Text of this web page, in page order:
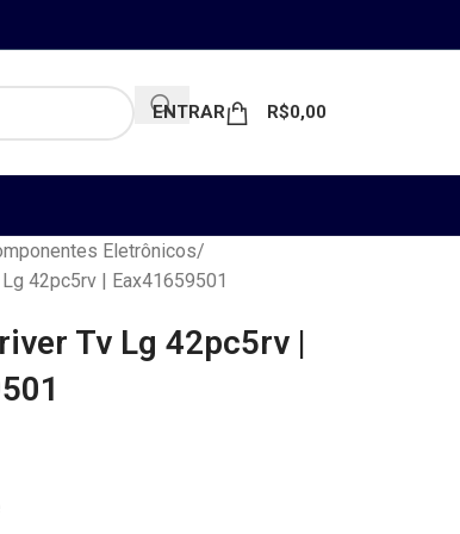
ENTRAR R$0,00
Eletrônicos
42pc5rv | Eax41659501
Tv Lg 42pc5rv |